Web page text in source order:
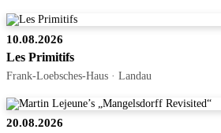
10.08.2026
Les Primitifs
Frank-Loebsches-Haus · Landau
20.08.2026